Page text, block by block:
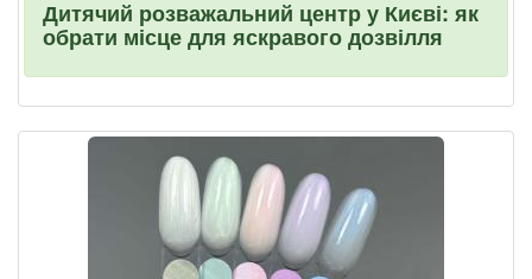
Дитячий розважальний центр у Києві: як
обрати місце для яскравого дозвілля